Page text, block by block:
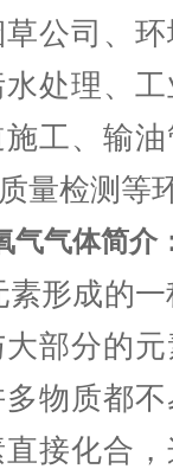
公司、
处理、
工、输
量检测等
气气体简介
形成的
部分的
物质都
接化合